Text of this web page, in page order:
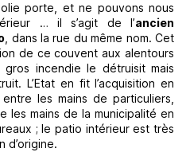
porte, et ne pouvons nous
… il s’agit de l’ancien
, dans la rue du même nom. Cet
de ce couvent aux alentours
incendie le détruisit mais
L’Etat en fit l’acquisition en
les mains de particuliers,
les mains de la municipalité en
; le patio intérieur est très
d’origine.